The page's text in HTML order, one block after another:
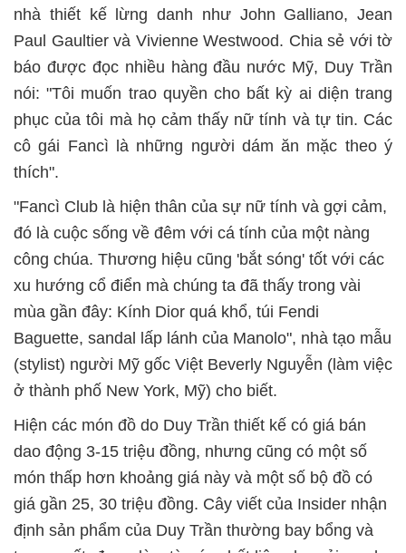
nhà thiết kế lừng danh như John Galliano, Jean
Paul Gaultier và Vivienne Westwood. Chia sẻ với tờ
báo được đọc nhiều hàng đầu nước Mỹ, Duy Trần
nói: "Tôi muốn trao quyền cho bất kỳ ai diện trang
phục của tôi mà họ cảm thấy nữ tính và tự tin. Các
cô gái Fancì là những người dám ăn mặc theo ý
thích".
"Fancì Club là hiện thân của sự nữ tính và gợi cảm,
đó là cuộc sống về đêm với cá tính của một nàng
công chúa. Thương hiệu cũng 'bắt sóng' tốt với các
xu hướng cổ điển mà chúng ta đã thấy trong vài
mùa gần đây: Kính Dior quá khổ, túi Fendi
Baguette, sandal lấp lánh của Manolo", nhà tạo mẫu
(stylist) người Mỹ gốc Việt Beverly Nguyễn (làm việc
ở thành phố New York, Mỹ) cho biết.
Hiện các món đồ do Duy Trần thiết kế có giá bán
dao động 3-15 triệu đồng, nhưng cũng có một số
món thấp hơn khoảng giá này và một số bộ đồ có
giá gần 25, 30 triệu đồng. Cây viết của Insider nhận
định sản phẩm của Duy Trần thường bay bổng và